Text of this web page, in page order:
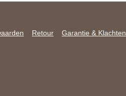
Retour Garantie & Klachten